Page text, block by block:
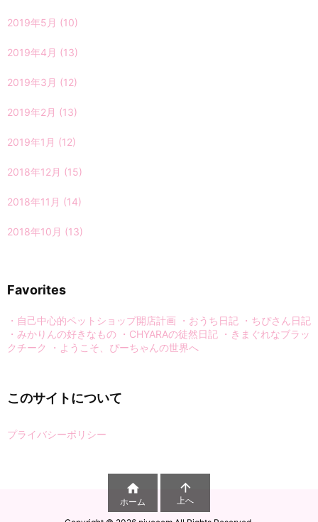
2019年5月 (10)
2019年4月 (13)
2019年3月 (12)
2019年2月 (13)
2019年1月 (12)
2018年12月 (15)
2018年11月 (14)
2018年10月 (13)
Favorites
・自己中心的ペットショップ開店計画 ・おうち日記 ・ちぴさん日記
・みかりんの好きなもの ・CHYARAの徒然日記 ・きまぐれなブラッ
クチーク
・ようこそ、ぴーちゃんの世界へ
このサイトについて
プライバシーポリシー

ホーム

上へ